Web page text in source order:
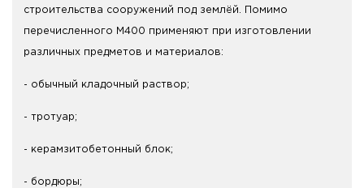
строительства сооружений под землёй. Помимо
перечисленного М400 применяют при изготовлении
различных предметов и материалов:
- обычный кладочный раствор;
- тротуар;
- керамзитобетонный блок;
- бордюры;